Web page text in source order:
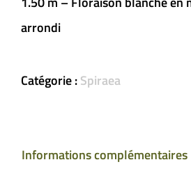
arrondi
Catégorie :Spiraea
Informations complémentaires